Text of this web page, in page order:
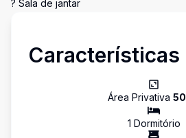
? Sala de jantar
Características
Área Privativa 50
1 Dormitório